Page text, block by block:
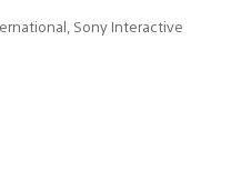
Sony Interactive